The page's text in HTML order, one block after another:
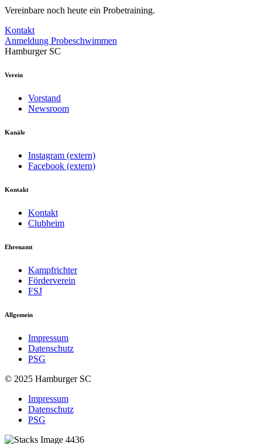
Vereinbare noch heute ein Probetraining.
Kontakt
Anmeldung Probeschwimmen
Hamburger SC
Verein
Vorstand
Newsroom
Kanäle
Instagram (extern)
Facebook (extern)
Kontakt
Kontakt
Clubheim
Ehrenamt
Kampfrichter
Förderverein
FSJ
Allgemein
Impressum
Datenschutz
PSG
© 2025 Hamburger SC
Impressum
Datenschutz
PSG